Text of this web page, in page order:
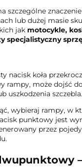
szczególne
lub dużej masie
jak motocykle,
specjalistyczny
nacisk koła
rampy, może dojść
uszkodzenia szczebla.
wybieraj rampy, w
punktowy jest
przez